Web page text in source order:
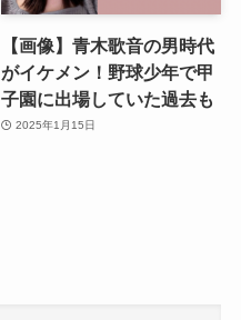
【画像】青木歌音の男時代
がイケメン！野球少年で甲
子園に出場していた過去も
2025年1月15日